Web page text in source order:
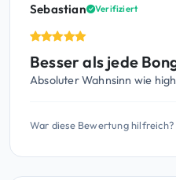
Sebastian Verifiziert
Besser als jede
Absoluter Wahnsinn wie
War diese Bewertung hilfreich?